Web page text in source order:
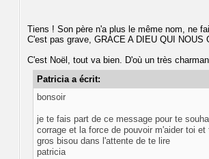
Tiens ! Son père n'a plus le même nom, ne
C'est pas grave, GRACE A DIEU QUI
C'est Noël, tout va bien. D'où un très
Patricia a écrit:
bonsoir
je te fais part de ce message pour te
corrage et la force de pouvoir m'aider toi et
gros bisou dans l'attente de te lire
patricia